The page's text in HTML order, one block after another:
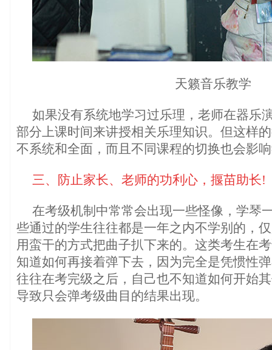
天籁音乐教学
如果没有系统地学习过乐理，老师在器乐
部分上课时间来讲授相关乐理知识。但这样
不系统和全面，而且不同课程的切换也会影
三、防止家长、老师的功利心，揠苗助长!
在考级机制中常常会出现一些怪像，学琴
些通过的学生往往都是一年之内不学别的，
用蛮干的方式把曲子扒下来的。这类考生在
知道如何再接着弹下去，因为完全是凭惯性
往往在考完级之后，自己也不知道如何开始
导致只会弹考级曲目的结果出现。